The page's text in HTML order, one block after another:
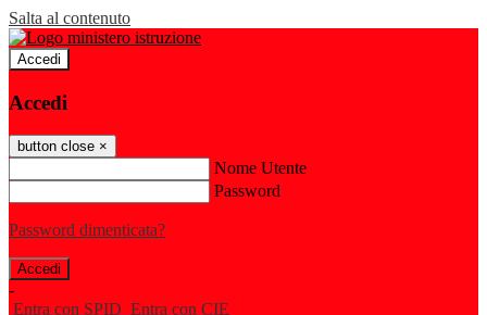
Salta al contenuto
Accedi
Accedi
button close ×
Nome Utente
Password
Password dimenticata?
-
Entra con SPID Entra con CIE